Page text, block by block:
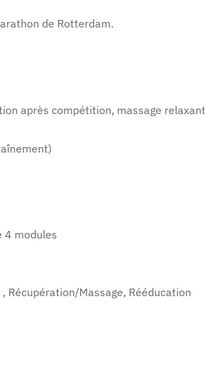
de Rotterdam.
après compétition, massage
4 modules
Récupération/Massage, Rééducation